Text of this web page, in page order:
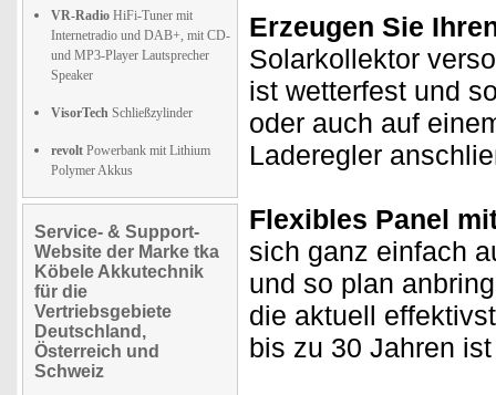
VR-Radio HiFi-Tuner mit
Internetradio und DAB+, mit CD-
und MP3-Player Lautsprecher
Speaker
VisorTech Schließzylinder
revolt Powerbank mit Lithium
Polymer Akkus
Service- & Support-
Website der Marke tka
Köbele Akkutechnik
für die
Vertriebsgebiete
Deutschland,
Österreich und
Schweiz
Erzeugen Sie
Solarkollektor
ist wetterfest und
oder auch auf
Laderegler
Flexibles Panel
sich ganz einfach
und so plan
die aktuell
bis zu 30 Jahren